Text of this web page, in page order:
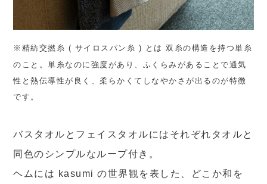
※精紡交撚糸 ( サイロスパン糸 ) とは 双糸の構造を持つ単糸
のこと。単糸なのに強度があり、ふくらみがあることで通気
性と熱伝導性が良く、柔らかくてしなやかさが出るのが特徴
です。
バスタオルとフェイスタオルにはそれぞれタオルと
同色のシンプルなループ付き。
ヘムには kasumi の世界観を表した、どこか和を